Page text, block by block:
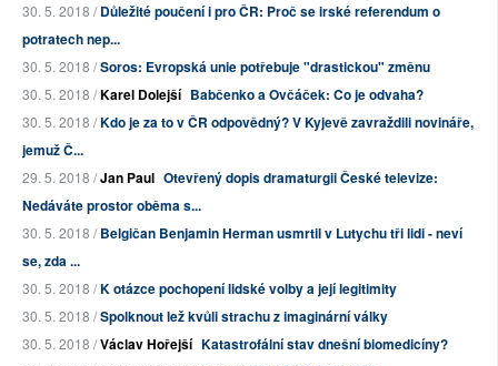
30. 5. 2018 /Důležité poučení i pro ČR: Proč se irské referendum o
potratech nep...
30. 5. 2018 /Soros: Evropská unie potřebuje "drastickou" změnu
30. 5. 2018 /Karel Dolejší Babčenko a Ovčáček: Co je odvaha?
30. 5. 2018 /Kdo je za to v ČR odpovědný? V Kyjevě zavraždili novináře,
jemuž Č...
29. 5. 2018 /Jan Paul Otevřený dopis dramaturgii České televize:
Nedáváte prostor oběma s...
30. 5. 2018 /Belgičan Benjamin Herman usmrtil v Lutychu tři lidi - neví
se, zda ...
30. 5. 2018 /K otázce pochopení lidské volby a její legitimity
30. 5. 2018 /Spolknout lež kvůli strachu z imaginární války
30. 5. 2018 /Václav Hořejší Katastrofální stav dnešní biomedicíny?